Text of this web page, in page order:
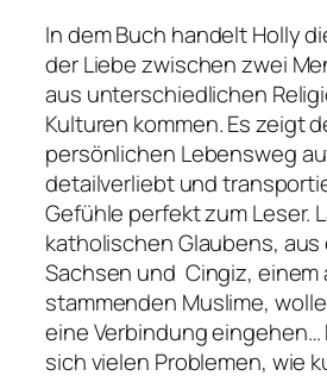
In dem Buch handelt Holly
der Liebe zwischen zwei
aus unterschiedlichen
Kulturen kommen. Es zeigt
persönlichen Lebensweg
detailverliebt und
Gefühle perfekt zum Leser.
katholischen Glaubens, aus
Sachsen und Cingiz, einem
stammenden Muslime,
eine Verbindung
sich vielen Problemen, wie